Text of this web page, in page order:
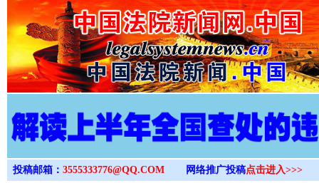
>
投稿邮箱： 3555333776@QQ.COM 网络推广投稿点击进入>>>